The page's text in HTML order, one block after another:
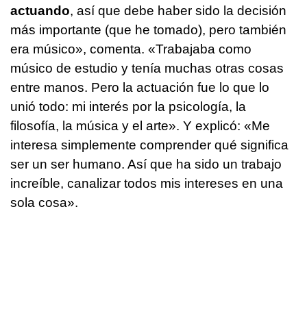
actuando, así que debe haber sido la decisión
más importante (que he tomado), pero también
era músico», comenta. «Trabajaba como
músico de estudio y tenía muchas otras cosas
entre manos. Pero la actuación fue lo que lo
unió todo: mi interés por la psicología, la
filosofía, la música y el arte». Y explicó: «Me
interesa simplemente comprender qué significa
ser un ser humano. Así que ha sido un trabajo
increíble, canalizar todos mis intereses en una
sola cosa».